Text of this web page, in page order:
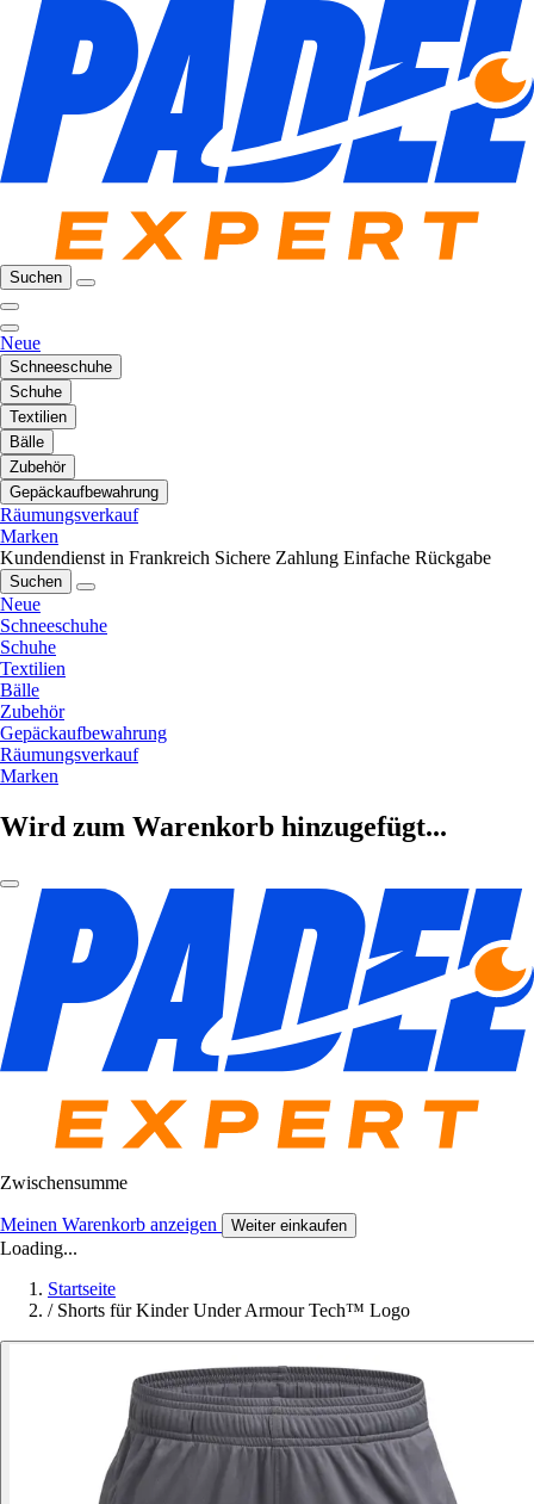
Suchen
Neue
Schneeschuhe
Schuhe
Textilien
Bälle
Zubehör
Gepäckaufbewahrung
Räumungsverkauf
Marken
Kundendienst in Frankreich Sichere Zahlung Einfache Rückgabe
Suchen
Neue
Schneeschuhe
Schuhe
Textilien
Bälle
Zubehör
Gepäckaufbewahrung
Räumungsverkauf
Marken
Wird zum Warenkorb hinzugefügt...
Zwischensumme
Meinen Warenkorb anzeigen Weiter einkaufen
Loading...
Startseite
/ Shorts für Kinder Under Armour Tech™ Logo